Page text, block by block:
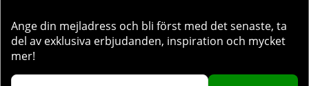
Ange din mejladress och bli först med det senaste, ta
del av exklusiva erbjudanden, inspiration och mycket
mer!